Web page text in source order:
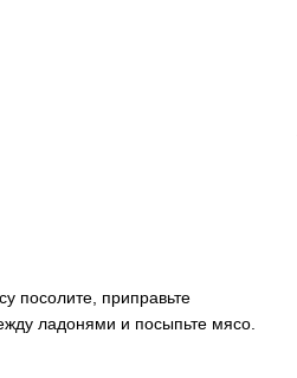
посолите, приправьте
ладонями и посыпьте мясо.